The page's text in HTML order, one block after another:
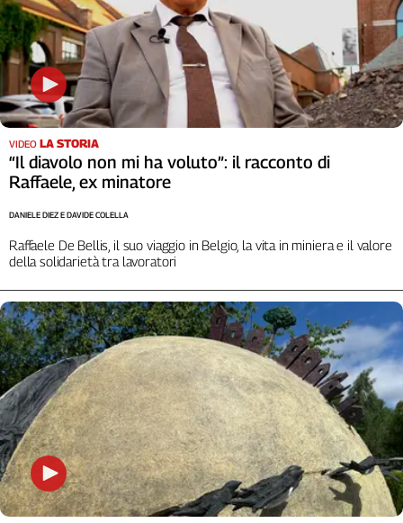
Liguria
Lombardia
Marche
Piemonte
Puglia
Sardegna
Sicilia
Toscana
Trentino
Umbria
Valle
D'Aosta
Archivio
Storico
1955-
2014
Cerca
Contatti
VIDEO LA STORIA
“Il diavolo non mi ha voluto”: il racconto di
Raffaele, ex minatore
Raffaele De Bellis, il suo viaggio in Belgio, la vita in miniera e il valore
della solidarietà tra lavoratori
DANIELE DIEZ E DAVIDE COLELLA